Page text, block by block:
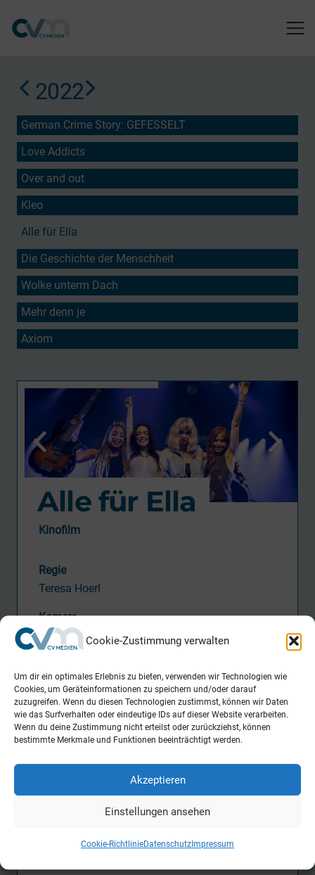
Cookie-Zustimmung verwalten
Um dir ein optimales Erlebnis zu bieten, verwenden wir Technologien wie
Cookies, um Geräteinformationen zu speichern und/oder darauf
zuzugreifen. Wenn du diesen Technologien zustimmst, können wir Daten
wie das Surfverhalten oder eindeutige IDs auf dieser Website verarbeiten.
Wenn du deine Zustimmung nicht erteilst oder zurückziehst, können
bestimmte Merkmale und Funktionen beeinträchtigt werden.
Akzeptieren
Einstellungen ansehen
Cookie-RichtlinieDatenschutz Impressum
Alle für Ella
Kinofilm
Regie
Teresa Hoerl
Kamera
Fabian Rösler
Postproduction Supervisor
Produktion
Neue Bioskop Film in Zusammenarbeit mit
2022
German Crime Story: GEFESSELT
Love Addicts
Over and out
Kleo
Alle für Ella
Die Geschichte der Menschheit
Wolke unterm Dach
Mehr denn je
Axiom